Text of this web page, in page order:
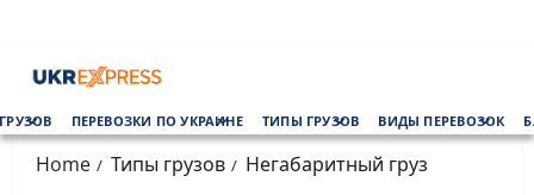
content
Menu
ПЕРЕВОЗКИ ПО УКРАИНЕ ТИПЫ ГРУЗОВ ВИДЫ ПЕРЕВОЗОК
Home Типы грузов Негабаритный груз